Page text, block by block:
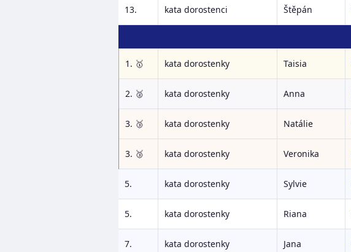
13. kata dorostenci Štěpán
1. 🥇 kata dorostenky Taisia
2. 🥈 kata dorostenky Anna
3. 🥉 kata dorostenky Natálie
3. 🥉 kata dorostenky Veronika
5. kata dorostenky Sylvie
5. kata dorostenky Riana
7. kata dorostenky Jana